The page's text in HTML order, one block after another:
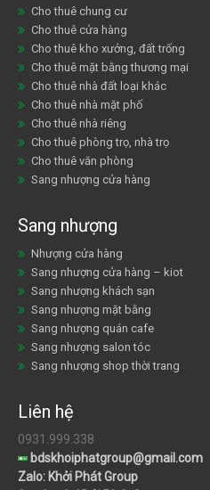
Cho thuê chung cư
Cho thuê cửa hàng
Cho thuê kho xưởng, đất trống
Cho thuê mặt bằng thương mại
Cho thuê nhà đất loại khác
Cho thuê nhà mặt phố
Cho thuê nhà riêng
Cho thuê phòng trọ, nhà trọ
Cho thuê văn phòng
Sang nhượng cửa hàng
Sang nhượng
Nhượng cửa hàng
Sang nhượng cửa hàng – kiot
Sang nhượng khách sạn
Sang nhượng mặt bằng
Sang nhượng quán cafe
Sang nhượng salon tóc
Sang nhượng shop thời trang
Liên hệ
0931.999.338
bdskhoiphatgroup@gmail.com
Zalo: Khởi Phát Group